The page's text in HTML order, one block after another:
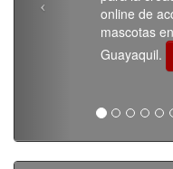
online de
mascotas
Guayaquil.